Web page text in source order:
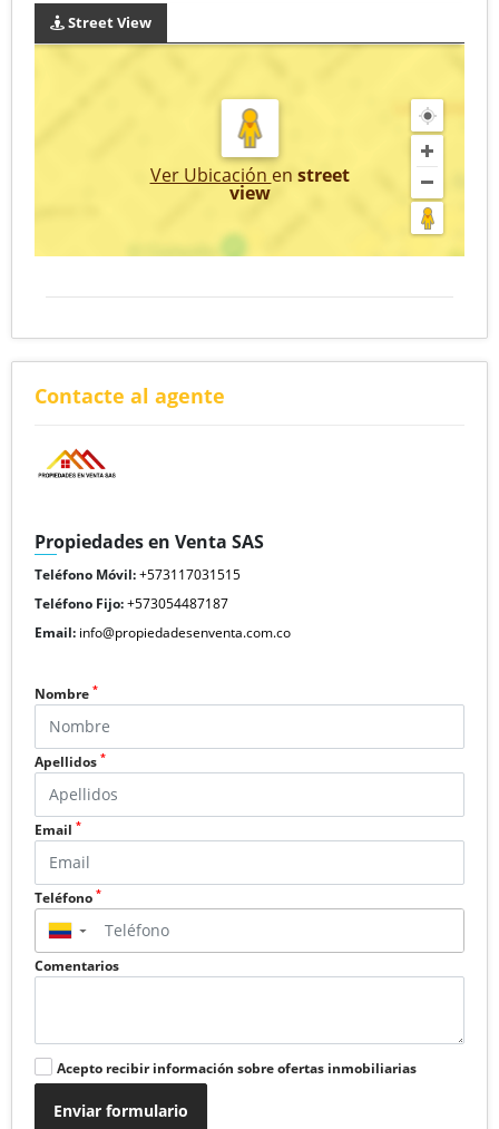
Street View
Ver Ubicación en street
view
Contacte al agente
Propiedades en Venta SAS
Teléfono Móvil:+573117031515
Teléfono Fijo:+573054487187
Email: info@propiedadesenventa.com.co
Nombre *
Apellidos *
Email *
Teléfono *
▼
Comentarios
Acepto recibir información sobre ofertas inmobiliarias
Enviar formulario